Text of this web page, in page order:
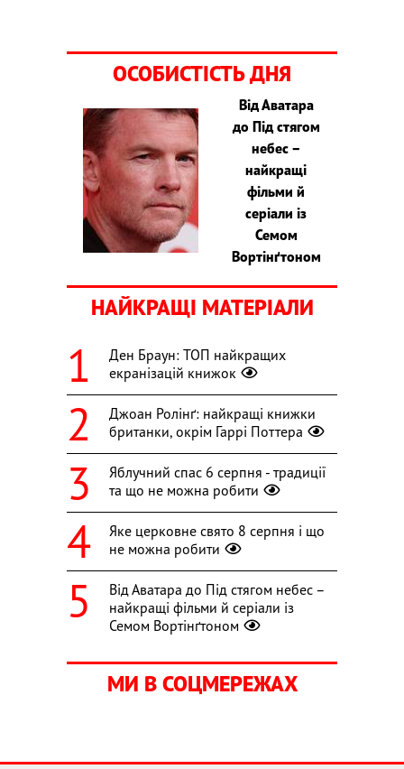
ОСОБИСТІСТЬ ДНЯ
Від Аватара
до Під стягом
небес –
найкращі
фільми й
серіали із
Семом
Вортінґтоном
НАЙКРАЩІ МАТЕРІАЛИ
Ден Браун: ТОП найкращих
екранізацій книжок
Джоан Ролінґ: найкращі книжки
британки, окрім Гаррі Поттера
Яблучний спас 6 серпня - традиції
та що не можна робити
Яке церковне свято 8 серпня і що
не можна робити
Від Аватара до Під стягом небес –
найкращі фільми й серіали із
Семом Вортінґтоном
МИ В СОЦМЕРЕЖАХ